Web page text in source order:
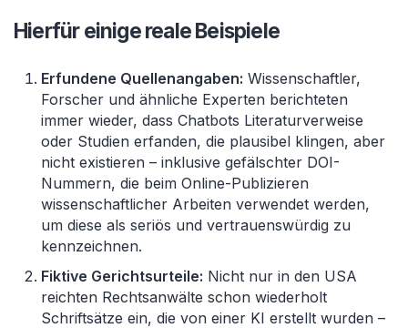
Hierfür einige reale Beispiele
Erfundene Quellenangaben: Wissenschaftler,
Forscher und ähnliche Experten berichteten
immer wieder, dass Chatbots Literaturverweise
oder Studien erfanden, die plausibel klingen, aber
nicht existieren – inklusive gefälschter DOI-
Nummern, die beim Online-Publizieren
wissenschaftlicher Arbeiten verwendet werden,
um diese als seriös und vertrauenswürdig zu
kennzeichnen.
Fiktive Gerichtsurteile: Nicht nur in den USA
reichten Rechtsanwälte schon wiederholt
Schriftsätze ein, die von einer KI erstellt wurden –